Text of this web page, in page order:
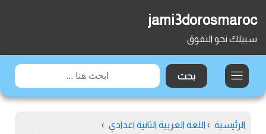
jami3dorosmaroc
سبيلك نحو التفوق
الرئيسية › اللغة العربية الثانية اعدادي ›